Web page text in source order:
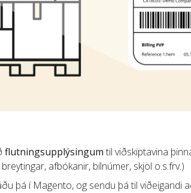
flutningsupplýsingum til viðskiptavina
afbókanir, bílnúmer, skjöl o.s.frv.)
þá í Magento, og sendu þá til viðeigandi